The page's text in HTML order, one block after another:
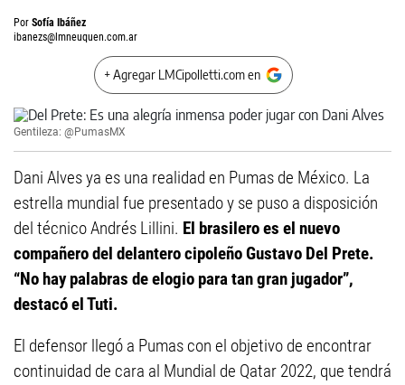
Por Sofía Ibáñez
ibanezs@lmneuquen.com.ar
+ Agregar LMCipolletti.com en
Gentileza: @PumasMX
Dani Alves ya es una realidad en Pumas de México. La
estrella mundial fue presentado y se puso a disposición
del técnico Andrés Lillini. El brasilero es el nuevo
compañero del delantero cipoleño Gustavo Del Prete.
“No hay palabras de elogio para tan gran jugador”,
destacó el Tuti.
El defensor llegó a Pumas con el objetivo de encontrar
continuidad de cara al Mundial de Qatar 2022, que tendrá